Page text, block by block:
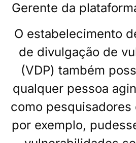
Gerente da
O estabelecimento
de divulgação de
(VDP) também
qualquer pessoa
como pesquisadores
por exemplo,